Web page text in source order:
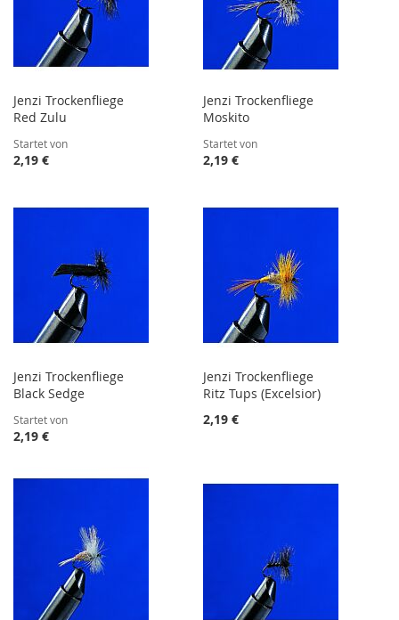
Jenzi Trockenfliege
Red Zulu
Startet von
2,19 €
Jenzi Trockenfliege
Moskito
Startet von
2,19 €
Jenzi Trockenfliege
Black Sedge
Startet von
2,19 €
Jenzi Trockenfliege
Ritz Tups (Excelsior)
2,19 €